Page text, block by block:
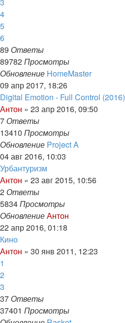
4
5
6
89 Ответы
89782Просмотры
Обновление HomeMaster
09 апр 2017, 18:26
Digital Emotion - Full Control (2016)
Антон » 23 апр 2016, 09:50
7 Ответы
13410 Просмотры
Обновление Project A
04 авг 2016, 10:03
Урбантуризм
Антон » 23 авг 2015, 10:56
2 Ответы
5834Просмотры
ОбновлениеАнтон
22 апр 2016, 01:18
Кино
Антон » 30 янв 2011, 12:23
1
2
3
37 Ответы
37401 Просмотры